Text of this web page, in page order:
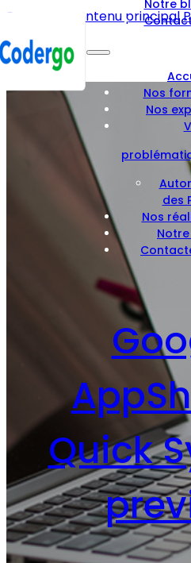
Passer au contenu principal
Notre
Nos
Nos
des
Nos
Quick